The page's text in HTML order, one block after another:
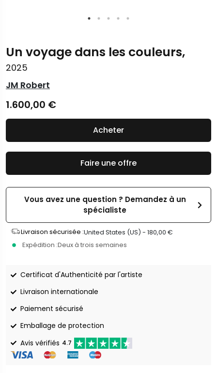
Un voyage dans les couleurs,
2025
JM Robert
1.600,00 €
Faire une offre
Vous avez une question ? Demandez à un
spécialiste
Livraison sécurisée :United States (US) - 180,00 €
Expédition :Deux à trois semaines
Certificat d'Authenticité par l'artiste
Livraison internationale
Paiement sécurisé
Emballage de protection
Avis vérifiés 4.7
Acheter